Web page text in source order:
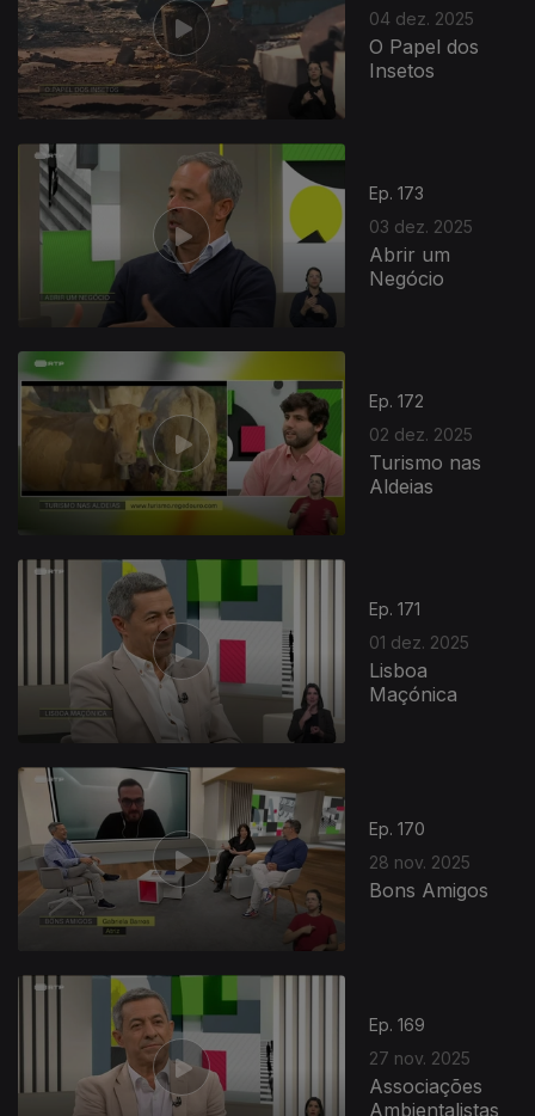
04 dez. 2025
O Papel dos
Insetos
Ep. 173
03 dez. 2025
Abrir um
Negócio
Ep. 172
02 dez. 2025
Turismo nas
Aldeias
Ep. 171
01 dez. 2025
Lisboa
Maçónica
Ep. 170
28 nov. 2025
Bons Amigos
Ep. 169
27 nov. 2025
Associações
Ambientalistas